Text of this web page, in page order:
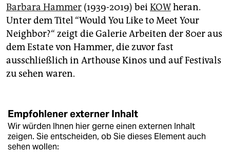
Barbara Hammer (1939-2019) beiKOWheran.
Unter dem Titel “Would You Like to Meet Your
Neighbor?“ zeigt die Galerie Arbeiten der 80er aus
dem Estate von Hammer, die zuvor fast
ausschließlich in Arthouse Kinos und auf Festivals
zu sehen waren.
Empfohlener externer Inhalt
Wir würden Ihnen hier gerne einen externen Inhalt
zeigen. Sie entscheiden, ob Sie dieses Element auch
sehen wollen: